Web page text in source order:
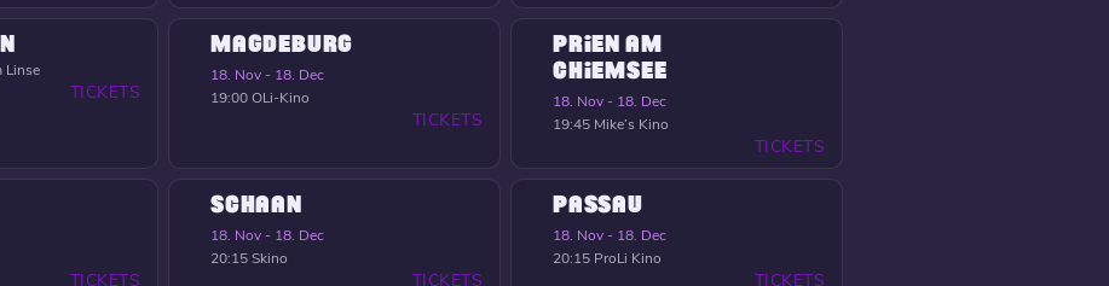
Linse
TICKETS
MAGDEBURG
18. Nov - 18. Dec
19:00OLi-Kino
TICKETS
PRIEN AM
CHIEMSEE
18. Nov - 18. Dec
19:45 Mike’s Kino
TICKETS
TICKETS
SCHAAN
18. Nov - 18. Dec
20:15Skino
TICKETS
PASSAU
18. Nov - 18. Dec
20:15 ProLi Kino
TICKETS